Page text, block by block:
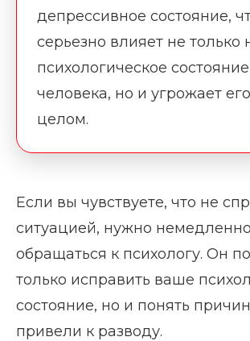
депрессивное состояние,
серьезно влияет не только
психологическое состояние
человека, но и угрожает
целом.
Если вы чувствуете, что не
ситуацией, нужно немедленно
обращаться к психологу. Он
только исправить ваше
состояние, но и понять
привели к разводу.